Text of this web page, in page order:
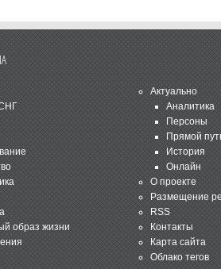
образ жизни
Актуально
Аналитика
Персоны
Прямой
История
Онлайн
О проекте
Размещение
RSS
Контакты
Карта сайта
Облако тегов